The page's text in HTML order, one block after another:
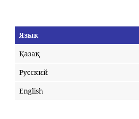
Язык
Қазақ
Русский
English